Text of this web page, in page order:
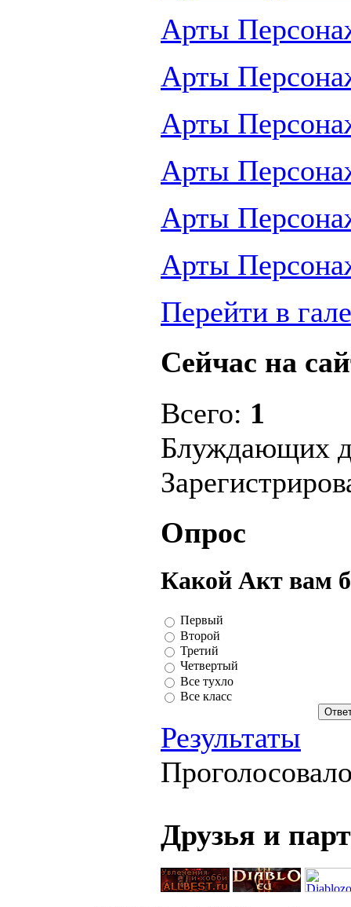
Арты
Арты
Арты
Арты
Арты
Арты
Перейти в
Сейчас на
Всего: 1
Блуждающих
Опрос
Какой Акт вам
Первый
Второй
Третий
Четвертый
Все тухло
Все класс
Результаты
Друзья и